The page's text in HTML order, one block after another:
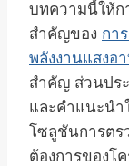
บทความนี้ให้ก
สำคัญของ กา
พลังงานแสงอ
สำคัญ ส่วนปร
และคำแนะนำ
โซลูชันการตร
ต้องการของโ